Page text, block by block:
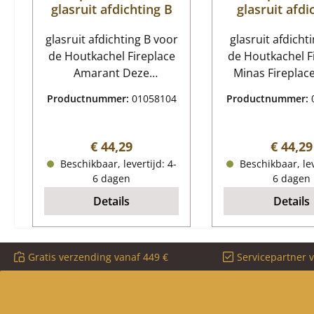
glasruit afdichting B
glasruit afdichting B voor
de Houtkachel Fireplace
Amarant Deze
worden gebruikt voor de
en voor de buitenzijde
van het glas. Fireplace
Amarant glasruit
afdichting Kerngegevens:
pakking voor glasruit,
glaspakking Platte
pakking Afmetingen (B/H)
8 mm x 2 mm Lengte 2,00
m zelfklevend
Productnummer: 01058104
Normale prijs:
€ 44,29
Beschikbaar, levertijd: 4-
6 dagen
Details
glasruit
glasruit
de Houtkachel
Minas Fireplace Minas
Kerngegevens: verzegel,
pakking
8 mm x 2 mm
m
Productnummer:
€ 44,29
Beschikbaar,
6 dagen
Details
Gratis verzending vanaf 449 € Servicepartner